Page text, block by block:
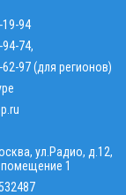
19-94
94-74,
97 (для регионов)
ул.Радио, д.12,
1